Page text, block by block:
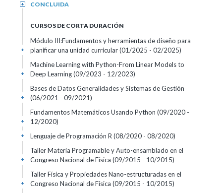
CONCLUIDA
+
CURSOS DE CORTA DURACIÓN
Módulo III:Fundamentos y herramientas de diseño para
planificar una unidad curricular(01/2025 - 02/2025)
+
Machine Learning with Python-From Linear Models to
Deep Learning(09/2023 - 12/2023)
+
Bases de Datos Generalidades y Sistemas de Gestión
(06/2021 - 09/2021)
+
Fundamentos Matemáticos Usando Python (09/2020 -
12/2020)
+
Lenguaje de Programación R (08/2020 - 08/2020)
+
Taller Materia Programable y Auto-ensamblado en el
Congreso Nacional de Física (09/2015 - 10/2015)
+
Taller Física y Propiedades Nano-estructuradas en el
Congreso Nacional de Física (09/2015 - 10/2015)
+